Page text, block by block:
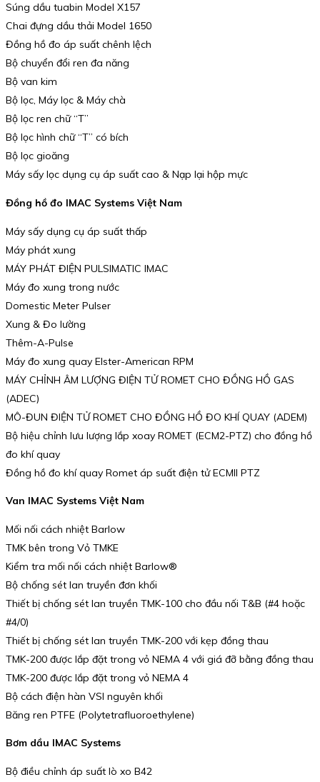
Súng dầu tuabin Model X157
Chai đựng dầu thải Model 1650
Đồng hồ đo áp suất chênh lệch
Bộ chuyển đổi ren đa năng
Bộ van kim
Bộ lọc, Máy lọc & Máy chà
Bộ lọc ren chữ “T”
Bộ lọc hình chữ “T” có bích
Bộ lọc gioăng
Máy sấy lọc dụng cụ áp suất cao & Nạp lại hộp mực
Đồng hồ đo IMAC Systems Việt Nam
Máy sấy dụng cụ áp suất thấp
Máy phát xung
MÁY PHÁT ĐIỆN PULSIMATIC IMAC
Máy đo xung trong nước
Domestic Meter Pulser
Xung & Đo lường
Thêm-A-Pulse
Máy đo xung quay Elster-American RPM
MÁY CHỈNH ÂM LƯỢNG ĐIỆN TỬ ROMET CHO ĐỒNG HỒ GAS
(ADEC)
MÔ-ĐUN ĐIỆN TỬ ROMET CHO ĐỒNG HỒ ĐO KHÍ QUAY (ADEM)
Bộ hiệu chỉnh lưu lượng lắp xoay ROMET (ECM2-PTZ) cho đồng hồ
đo khí quay
Đồng hồ đo khí quay Romet áp suất điện tử ECMII PTZ
Van IMAC Systems Việt Nam
Mối nối cách nhiệt Barlow
TMK bên trong Vỏ TMKE
Kiểm tra mối nối cách nhiệt Barlow®
Bộ chống sét lan truyền đơn khối
Thiết bị chống sét lan truyền TMK-100 cho đầu nối T&B (#4 hoặc
#4/0)
Thiết bị chống sét lan truyền TMK-200 với kẹp đồng thau
TMK-200 được lắp đặt trong vỏ NEMA 4 với giá đỡ bằng đồng thau
TMK-200 được lắp đặt trong vỏ NEMA 4
Bộ cách điện hàn VSI nguyên khối
Băng ren PTFE (Polytetrafluoroethylene)
Bơm dầu IMAC Systems
Bộ điều chỉnh áp suất lò xo B42